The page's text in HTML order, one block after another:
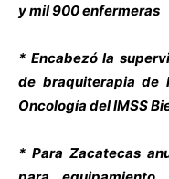
y mil 900 enfermeras
* Encabezó la
de braquiterapia de
Oncología del IMSS
* Para Zacatecas